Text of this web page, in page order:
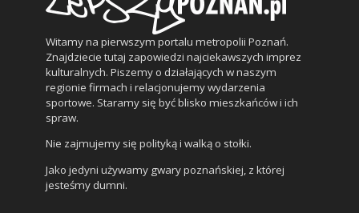
Witamy na pierwszym portalu metropolii Poznań.
Znajdziecie tutaj zapowiedzi najciekawszych imprez
kulturalnych. Piszemy o działających w naszym
regionie firmach i relacjonujemy wydarzenia
sportowe. Staramy się być blisko mieszkańców i ich
spraw.
Nie zajmujemy się polityką i walką o stołki.
Jako jedyni używamy gwary poznańskiej, z której
jesteśmy dumni.